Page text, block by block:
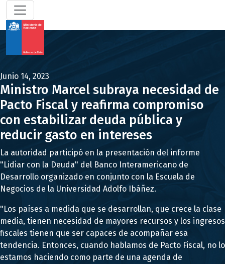
Junio 14, 2023
Ministro Marcel subraya necesidad de
Pacto Fiscal y reafirma compromiso
con estabilizar deuda pública y
reducir gasto en intereses
La autoridad participó en la presentación del informe
"Lidiar con la Deuda" del Banco Interamericano de
Desarrollo organizado en conjunto con la Escuela de
Negocios de la Universidad Adolfo Ibáñez.
"Los países a medida que se desarrollan, que crece la clase
media, tienen necesidad de mayores recursos y los ingresos
fiscales tienen que ser capaces de acompañar esa
tendencia. Entonces, cuando hablamos de Pacto Fiscal, no lo
estamos haciendo como parte de una agenda de